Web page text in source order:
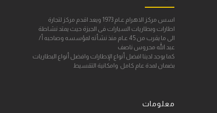
اسس مركز الاهرام عـام 1973 ويعد اقدم مركز لتجارة
اطارات وبطاريات السيارات فى الجيزة حيث يمتد نشاطة
الى ما يقرب من 45 عـام منذ نشأته لمؤسسه وصاحبه أ/
عبد الله محروس ناصف
كما يوجد لدينا افضل أنواع الإطارات وافضل أنواع البطاريات
بضمان لمدة عام كامل وامكانية التقسيط
معلومات